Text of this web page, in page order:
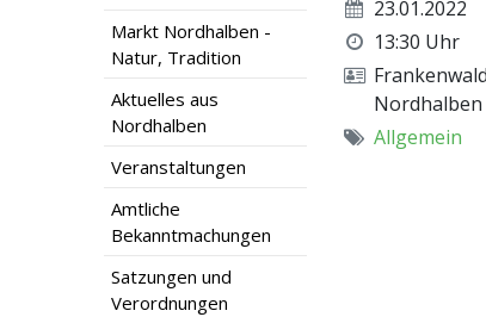
Markt Nordhalben -
Natur, Tradition
Aktuelles aus
Nordhalben
Veranstaltungen
Amtliche
Bekanntmachungen
Satzungen und
Verordnungen
23.01.2022
13:30 Uhr
Nordhalben
Allgemein